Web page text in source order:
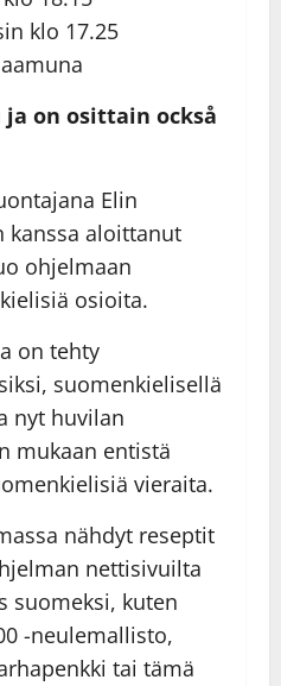
klo 17.25
on osittain också
Elin
kanssa aloittanut
ohjelmaan
osioita.
on tehty
suomenkielisellä
nyt huvilan
mukaan entistä
vieraita.
nähdyt reseptit
nettisivuilta
suomeksi, kuten
-neulemallisto,
tai tämä